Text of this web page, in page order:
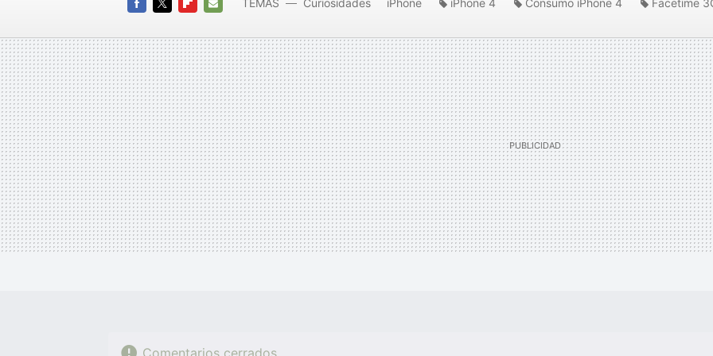
MAIL
TEMAS Curiosidades iPhone iPhone 4 Consumo iPhone 4 Facetime
Comentarios cerrados